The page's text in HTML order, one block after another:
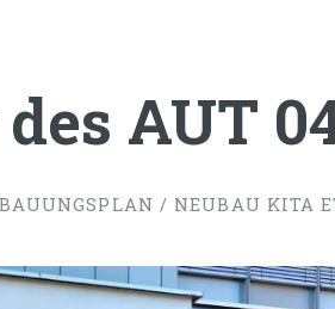
AUT
/ NEUBAU KITA